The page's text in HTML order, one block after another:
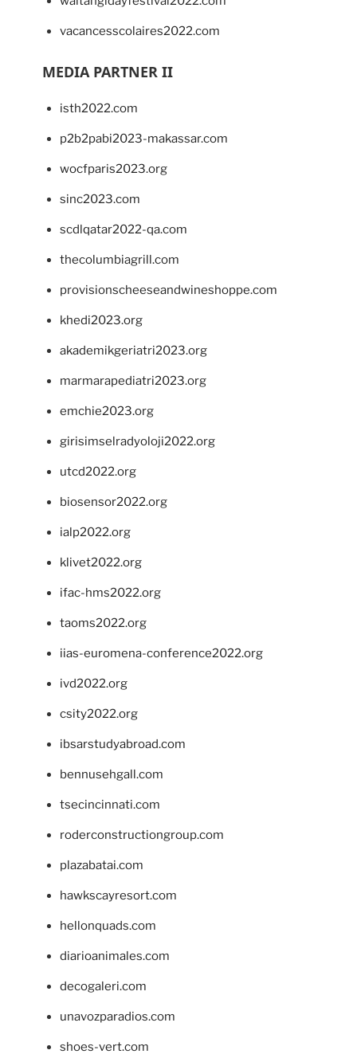
vacancesscolaires2022.com
MEDIA PARTNER II
isth2022.com
p2b2pabi2023-makassar.com
wocfparis2023.org
sinc2023.com
scdlqatar2022-qa.com
thecolumbiagrill.com
provisionscheeseandwineshoppe.com
khedi2023.org
akademikgeriatri2023.org
marmarapediatri2023.org
emchie2023.org
girisimselradyoloji2022.org
utcd2022.org
biosensor2022.org
ialp2022.org
klivet2022.org
ifac-hms2022.org
taoms2022.org
iias-euromena-conference2022.org
ivd2022.org
csity2022.org
ibsarstudyabroad.com
bennusehgall.com
tsecincinnati.com
roderconstructiongroup.com
plazabatai.com
hawkscayresort.com
hellonquads.com
diarioanimales.com
decogaleri.com
unavozparadios.com
shoes-vert.com